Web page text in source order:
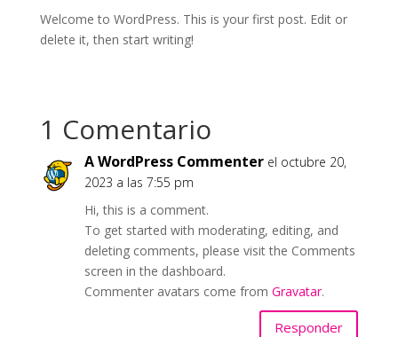
Welcome to WordPress. This is your first post. Edit or
delete it, then start writing!
1 Comentario
A WordPress Commenter el octubre 20,
2023 a las 7:55 pm
Hi, this is a comment.
To get started with moderating, editing, and
deleting comments, please visit the Comments
screen in the dashboard.
Commenter avatars come from Gravatar.
Responder